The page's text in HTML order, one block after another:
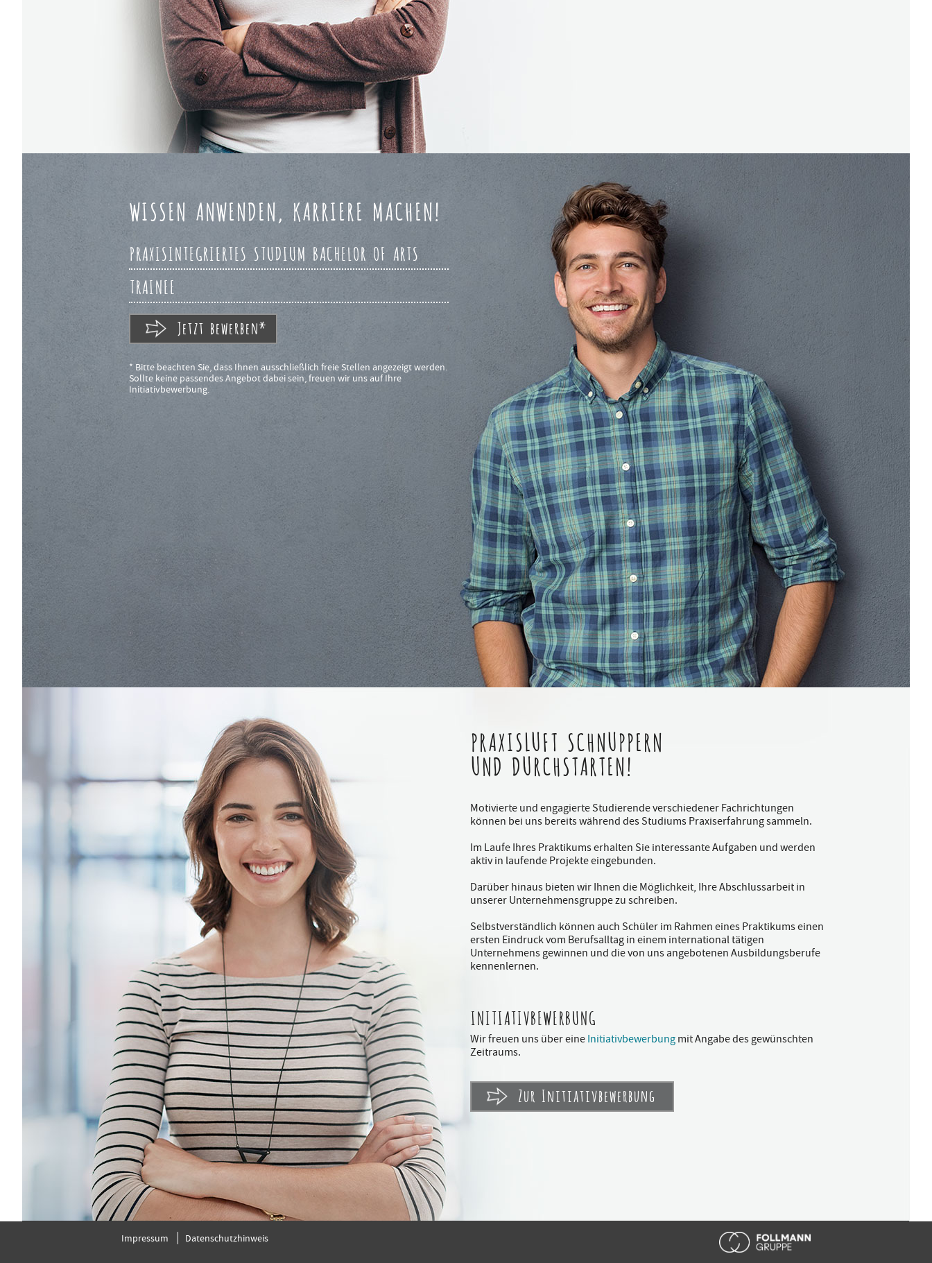
WISSEN ANWENDEN, KARRIERE MACHEN!
PRAXISINTEGRIERTES STUDIUM BACHELOR OF ARTS
TRAINEE
Jetzt bewerben*
* Bitte beachten Sie, dass Ihnen ausschließlich freie Stellen angezeigt werden.
Sollte keine passendes Angebot dabei sein, freuen wir uns auf Ihre
Initiativbewerbung.
PRAXISLUFT SCHNUPPERN
UND DURCHSTARTEN!
Motivierte und engagierte Studierende verschiedener Fachrichtungen
können bei uns bereits während des Studiums Praxiserfahrung sammeln.
Im Laufe Ihres Praktikums erhalten Sie interessante Aufgaben und werden
aktiv in laufende Projekte eingebunden.
Darüber hinaus bieten wir Ihnen die Möglichkeit, Ihre Abschlussarbeit in
unserer Unternehmensgruppe zu schreiben.
Selbstverständlich können auch Schüler im Rahmen eines Praktikums einen
ersten Eindruck vom Berufsalltag in einem international tätigen
Unternehmens gewinnen und die von uns angebotenen Ausbildungsberufe
kennenlernen.
INITIATIVBEWERBUNG
Wir freuen uns über eine Initiativbewerbung mit Angabe des gewünschten
Zeitraums.
Zur Initiativbewerbung
Impressum Datenschutzhinweis